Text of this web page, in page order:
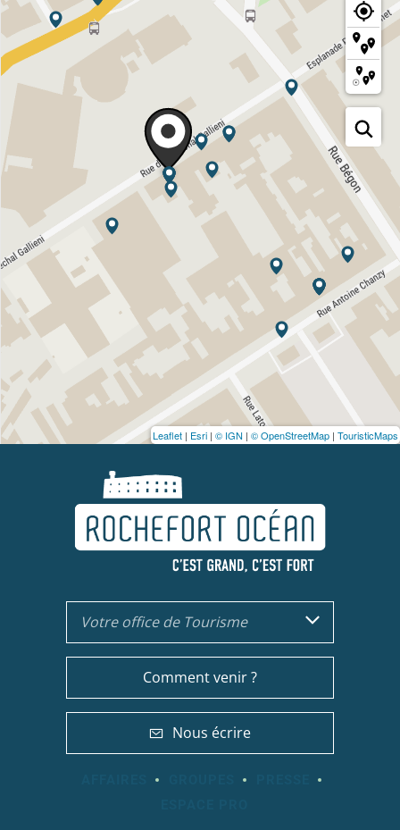
Leaflet | Esri | © IGN | © OpenStreetMap | TouristicMaps
Votre office de Tourisme
Comment venir ?
Nous écrire